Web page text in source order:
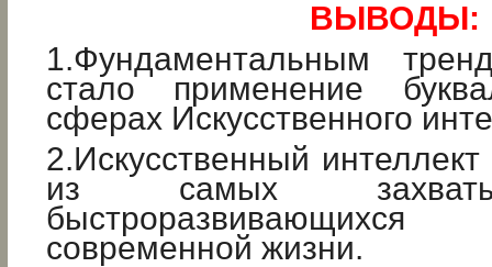
ВЫВОДЫ:
1.Фундаментальным
стало применение
сферах Искусственного
2.Искусственный
из самых
современной жизни.